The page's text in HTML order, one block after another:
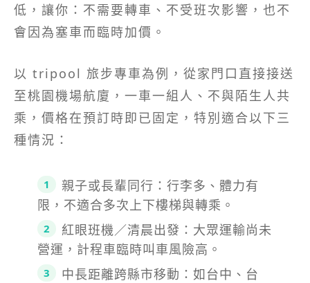
低，讓你：不需要轉車、不受班次影響，也不
會因為塞車而臨時加價。
以 tripool 旅步專車為例，從家門口直接接送
至桃園機場航廈，一車一組人、不與陌生人共
乘，價格在預訂時即已固定，特別適合以下三
種情況：
親子或長輩同行：行李多、體力有
限，不適合多次上下樓梯與轉乘。
紅眼班機／清晨出發：大眾運輸尚未
營運，計程車臨時叫車風險高。
中長距離跨縣市移動：如台中、台